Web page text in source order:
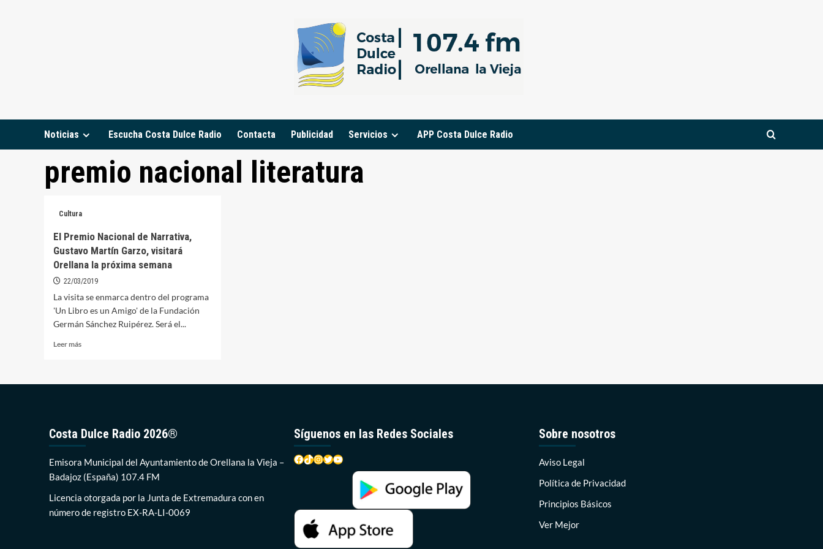
Noticias Escucha Costa Dulce Radio Contacta Publicidad Servicios APP Costa Dulce Radio
premio nacional literatura
Cultura
El Premio Nacional de Narrativa,
Gustavo Martín Garzo, visitará
Orellana la próxima semana
22/03/2019
La visita se enmarca dentro del programa
'Un Libro es un Amigo' de la Fundación
Germán Sánchez Ruipérez. Será el...
Leer másLeer
Gustavo
Martín
Garzo,
Orellana
próxima
semana
Costa Dulce Radio 2026®
Emisora Municipal del Ayuntamiento de Orellana la Vieja –
Badajoz (España) 107.4 FM
Licencia otorgada por la Junta de Extremadura con en
número de registro EX-RA-LI-0069
Síguenos en las Redes Sociales
Facebook
TikTok
Instagram
Twitter
YouTube
Sobre nosotros
Aviso Legal
Política de Privacidad
Principios Básicos
Ver Mejor